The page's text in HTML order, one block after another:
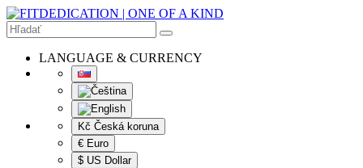
LANGUAGE & CURRENCY
Kč Česká koruna
€ Euro
$ US Dollar